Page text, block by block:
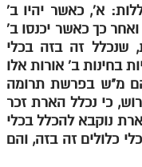
א', כאשר יהיו ב'
כך כאשר יכנסו ב'
שנכלל זה בזה בכלי
בחינות ב' אורות אלו
מ"ש בפרשת תרומה
כי נכלל הארת זכר
נוקבא להכלל בכלי
כלולים זה בזה, והם